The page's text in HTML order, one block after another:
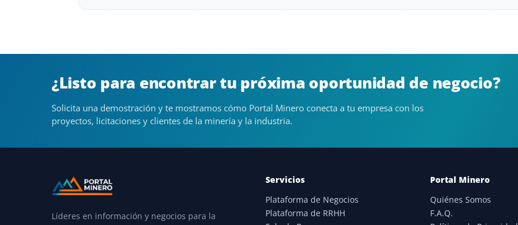
¿Listo para encontrar tu próxima oportunidad de negocio?
Solicita una demostración y te mostramos cómo Portal Minero conecta a tu empresa con los
proyectos, licitaciones y clientes de la minería y la industria.
Líderes en información y negocios para la
Servicios
Plataforma de Negocios
Plataforma de RRHH
Portal Minero
Quiénes Somos
F.A.Q.